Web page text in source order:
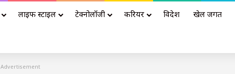
लाइफ स्टाइल टेक्नोलॉजी करियर विदेश खेल जगत
Advertisement